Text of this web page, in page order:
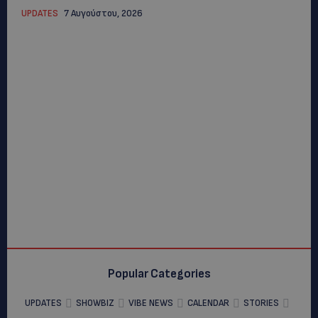
UPDATES 7 Αυγούστου, 2026
Popular Categories
UPDATES SHOWBIZ VIBE NEWS CALENDAR
STORIES